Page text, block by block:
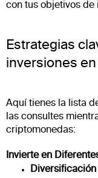
con tus objetivos de
Estrategias
inversiones
Aquí tienes la lista
las consultes
criptomonedas:
Invierte en